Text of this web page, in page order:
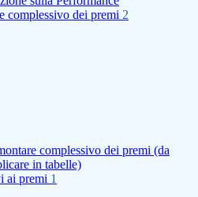
complessivo dei premi 2
complessivo dei premi (da
in tabelle)
ai premi 1